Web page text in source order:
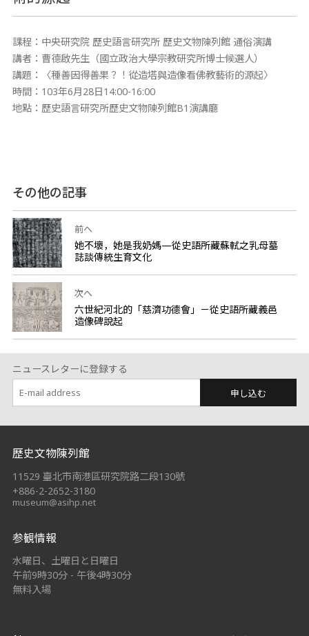
課程：中央研究院 歷史語言研究所 歷史文物陳列館 通俗演講
講者：曹德啟先生（國立政治大學宗教研究所博士候選人）
講題：〈種善因得善果？！從造塔與造像看佛教藝術的源起〉
時間：103年6月28日14:00-16:00
地點：歷史語言研究所歷史文物陳列館B1演講廳
その他の記事
前へ
她不壞，她是我奶媽—從史語所藏蘇軾之乳母墓
誌談傳統生育文化
次へ
六世紀河北的「慈濟功德會」－從史語所藏義邑
造像碑說起
ニュースレターに登録する
申し込む
:::
歷史文物陳列館
11529 臺北市南港區研究院路二段130號
+886-2-2652-3180
museum@asihp.net
参観情報
水曜日、土曜日と日曜日
午前9時30分 - 午後4時30分
無料入場